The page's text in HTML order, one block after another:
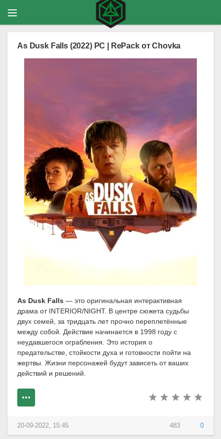
As Dusk Falls (2022) PC | RePack от Chovka
As Dusk Falls — это оригинальная интерактивная
драма от INTERIOR/NIGHT. В центре сюжета судьбы
двух семей, за тридцать лет прочно переплетённые
между собой. Действие начинается в 1998 году с
неудавшегося ограбления. Это история о
предательстве, стойкости духа и готовности пойти на
жертвы. Жизни персонажей будут зависеть от ваших
действий и решений.
483 0
20-09-2022, 15:45